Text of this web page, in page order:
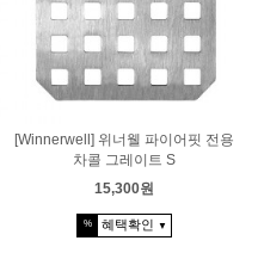
[Winnerwell] 위너웰 파이어핏 전용
차콜 그레이트 S
15,300원
% 혜택확인 ▼